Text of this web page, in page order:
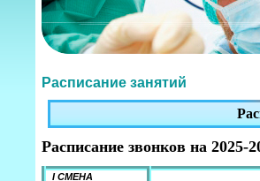
Расписание занятий
Расписание звонков на 2025-
I СМЕНА